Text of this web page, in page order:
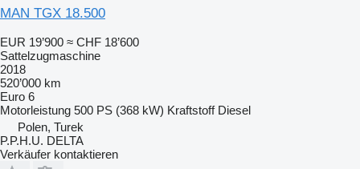
MAN TGX 18.500
EUR 19’900 ≈ CHF 18’600
Sattelzugmaschine
2018
520’000 km
Euro 6
Motorleistung 500 PS (368 kW) Kraftstoff Diesel
Polen, Turek
P.P.H.U. DELTA
Verkäufer kontaktieren